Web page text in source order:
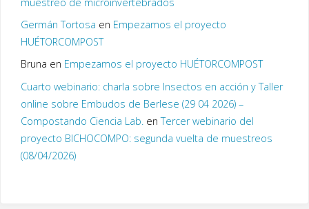
Germán Tortosa en Empezamos el proyecto
HUÉTORCOMPOST
Bruna en Empezamos el proyecto HUÉTORCOMPOST
Cuarto webinario: charla sobre Insectos en acción y Taller
online sobre Embudos de Berlese (29 04 2026) –
Compostando Ciencia Lab. enTercer webinario del
proyecto BICHOCOMPO: segunda vuelta de muestreos
(08/04/2026)